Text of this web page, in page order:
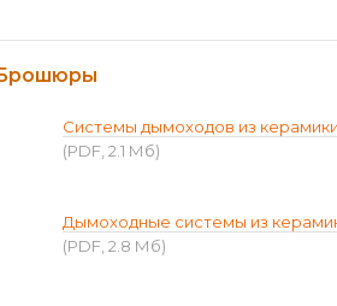
Системы дымоходов из керамики
(PDF, 2.1 Мб)
Дымоходные системы из
(PDF, 2.8 Мб)